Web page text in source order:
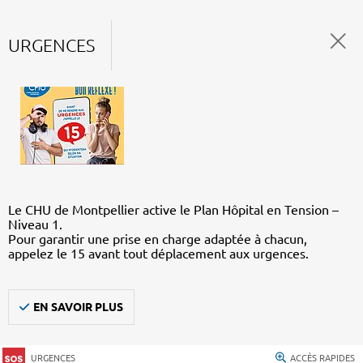
URGENCES
Le CHU de Montpellier active le Plan Hôpital en Tension –
Niveau 1.
Pour garantir une prise en charge adaptée à chacun,
appelez le 15 avant tout déplacement aux urgences.
EN SAVOIR PLUS
URGENCES ACCÈS RAPIDES